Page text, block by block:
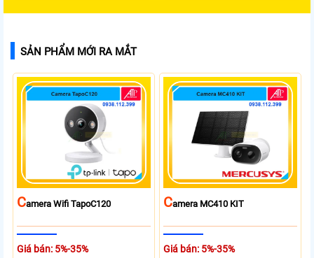
SẢN PHẨM MỚI RA MẮT
CAmera Wifi TapoC120
Giá bán: 5%-35%
CAmera MC410 KIT
Giá bán: 5%-35%